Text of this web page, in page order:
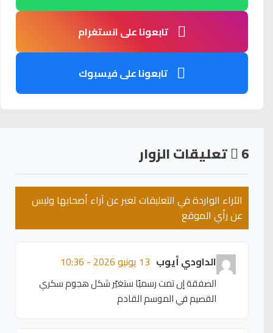
تابعونا على انستغرام
تابعونا على فيسبوك
6 تعليقات الزوار
الآراء الواردة في التعليقات تعبر عن آراء أصحابها وليس
عن رأي الموقع
الداودي أيوب 13 يونيو 2026 - 10:36
الصفقة إن تمت رسميًا ستغيّر شكل هجوم سكري
القصيم في الموسم القادم